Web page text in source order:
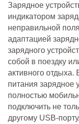
Зарядное
индикатором
неправильной
адаптацией
зарядного
собой в поездку
активного
питания зарядное
полностью
подключить не
другому USB-